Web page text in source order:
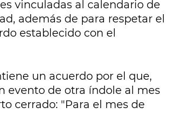
vinculadas al calendario de
además de para respetar el
establecido con el
un acuerdo por el que,
evento de otra índole al mes
cerrado: "Para el mes de